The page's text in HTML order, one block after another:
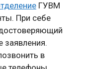
ГУВМ
При себе
заявления.
в